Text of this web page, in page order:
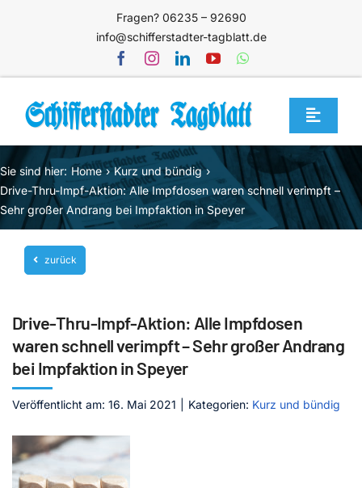
Fragen? 06235 – 92690
info@schifferstadter-tagblatt.de
Toggle
Home
Themen
Blog
Unternehmen
Mediathek
Jetzt abonnieren
Kontakt
Sie sind hier: Home
Kurz und bündig
Drive-Thru-Impf-Aktion: Alle Impfdosen waren schnell verimpft –
Sehr großer Andrang bei Impfaktion in Speyer
zurück
Drive-Thru-Impf-Aktion: Alle Impfdosen
waren schnell verimpft – Sehr großer Andrang
bei Impfaktion in Speyer
Veröffentlicht am: 16. Mai 2021 Kategorien: Kurz und bündig